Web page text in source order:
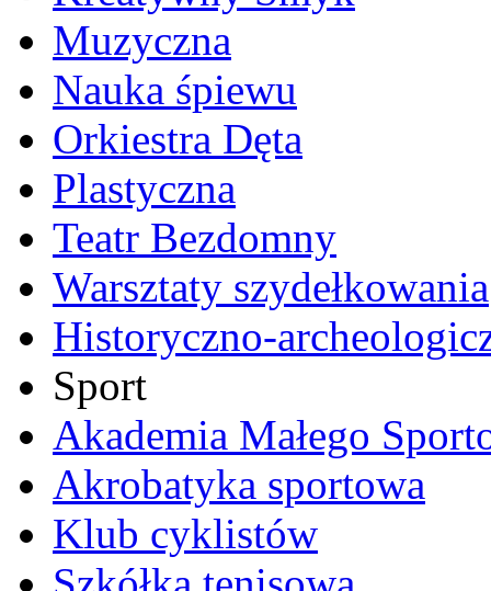
Muzyczna
Nauka śpiewu
Orkiestra Dęta
Plastyczna
Teatr Bezdomny
Warsztaty szydełkowania
Historyczno-
Sport
Akademia Małego
Akrobatyka sportowa
Klub cyklistów